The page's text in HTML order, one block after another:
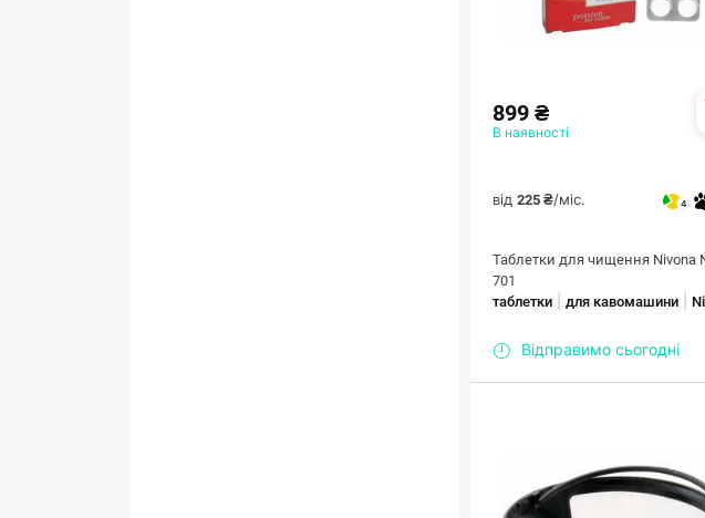
899 ₴
В наявності
від 225 ₴/міс. 4
Таблетки для чищення Nivona
701
таблетки
для кавомашини
Відправимо сьогодні